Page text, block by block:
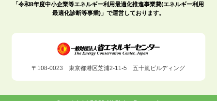
「令和8年度中小企業等エネルギー利用最適化推進事業費(エネルギー利用
最適化診断等事業)」で運営しております。
〒108-0023 東京都港区芝浦2-11-5 五十嵐ビルディング